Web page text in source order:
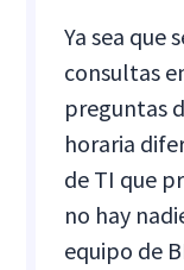
Ya sea que
consultas
preguntas
horaria
de TI que
no hay
equipo de